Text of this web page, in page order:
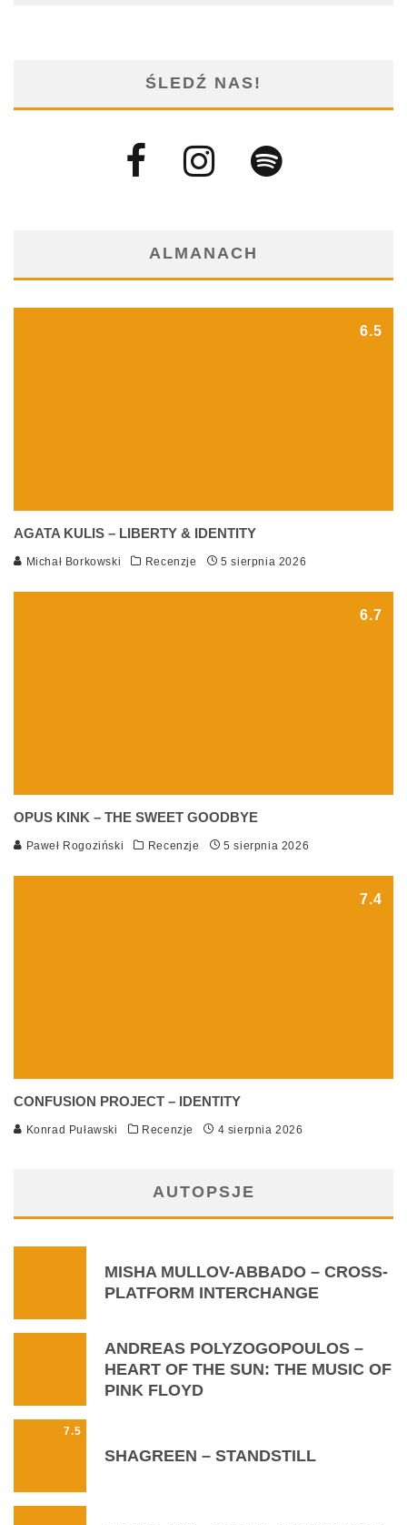
ŚLEDŹ NAS!
ALMANACH
6.5
AGATA KULIS – LIBERTY & IDENTITY
Michał Borkowski Recenzje 5 sierpnia 2026
6.7
OPUS KINK – THE SWEET GOODBYE
Paweł Rogoziński Recenzje 5 sierpnia 2026
7.4
CONFUSION PROJECT – IDENTITY
Konrad Puławski Recenzje 4 sierpnia 2026
AUTOPSJE
MISHA MULLOV-ABBADO – CROSS-
PLATFORM INTERCHANGE
ANDREAS POLYZOGOPOULOS –
HEART OF THE SUN: THE MUSIC OF
PINK FLOYD
7.5
SHAGREEN – STANDSTILL